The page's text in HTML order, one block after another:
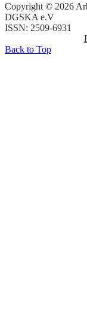
Copyright © 2026
DGSKA e.V
ISSN: 2509-6931
Back to Top